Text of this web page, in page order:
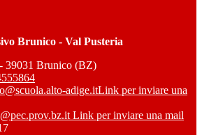
Brunico - Val Pusteria
39031 Brunico (BZ)
adige.itLink per inviare una
Link per inviare una mail